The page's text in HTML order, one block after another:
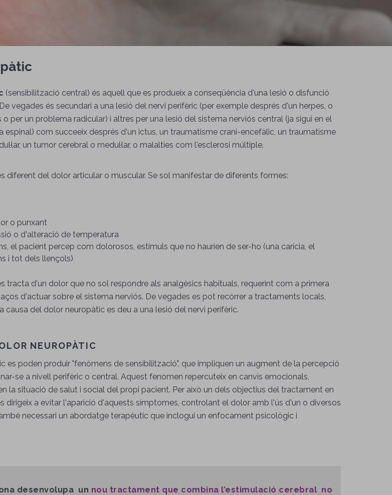
(sensibilització central) és aquell que es produeix a conseqüència d'una lesió o disfunció
vegades és secundari a una lesió del nervi perifèric (per exemple després d'un herpes, o
per un problema radicular) i altres per una lesió del sistema nerviós central (ja sigui en el
espinal) com succeeix després d'un ictus, un traumatisme crani-encefàlic, un traumatisme
un tumor cerebral o medul·lar, o malalties com l'esclerosi múltiple.
diferent del dolor articular o muscular. Se sol manifestar de diferents formes:
o punxant
o d'alteració de temperatura
el pacient percep com dolorosos, estímuls que no haurien de ser-ho (una carícia, el
i tot dels llençols)
tracta d'un dolor que no sol respondre als analgèsics habituals, requerint com a primera
d'actuar sobre el sistema nerviós. De vegades es pot recórrer a tractaments locals,
causa del dolor neuropàtic es deu a una lesió del nervi perifèric.
NEUROPÀTIC
es poden produir "fenòmens de sensibilització", que impliquen un augment de la percepció
se a nivell perifèric o central. Aquest fenomen repercuteix en canvis emocionals,
la situació de salut i social del propi pacient. Per això un dels objectius del tractament en
dirigeix a evitar l'aparició d'aquests símptomes, controlant el dolor amb l'ús d'un o diversos
necessari un abordatge terapèutic que inclogui un enfocament psicològic i
desenvolupa un nou tractament que combina l’estimulació cerebral no